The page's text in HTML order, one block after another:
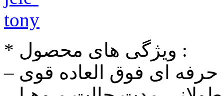
* ویژگی های محصول :
حرفه ای فوق العاده قوی